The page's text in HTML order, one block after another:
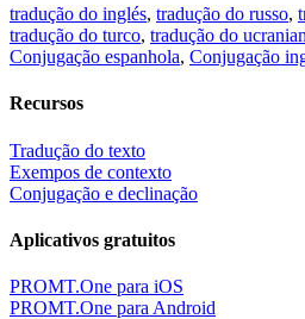
tradução do inglés, tradução do russo,
tradução do turco, tradução do
Conjugação espanhola, Conjugação
Recursos
Tradução do texto
Exempos de contexto
Conjugação e declinação
Aplicativos gratuitos
PROMT.One para iOS
PROMT.One para Android